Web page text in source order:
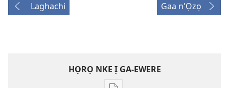
Laghachi Gaa n'Ọzọ
HỌRỌ NKE Ị GA-EWERE